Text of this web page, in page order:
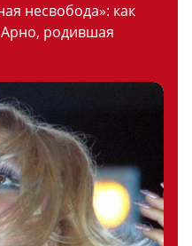
несвобода»: как
Арно, родившая